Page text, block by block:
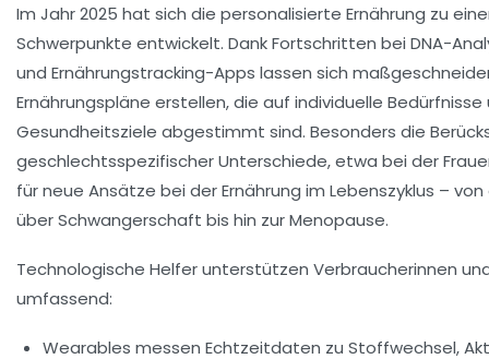
Im Jahr 2025 hat sich die personalisierte Ernährung zu
Schwerpunkte entwickelt. Dank Fortschritten bei DNA-
und Ernährungstracking-Apps lassen sich
Ernährungspläne erstellen, die auf individuelle Bedürfnisse
Gesundheitsziele abgestimmt sind. Besonders die
geschlechtsspezifischer Unterschiede, etwa bei der
für neue Ansätze bei der Ernährung im Lebenszyklus –
über Schwangerschaft bis hin zur Menopause.
Technologische Helfer unterstützen Verbraucherinnen
umfassend:
Wearables messen Echtzeitdaten zu Stoffwechsel,